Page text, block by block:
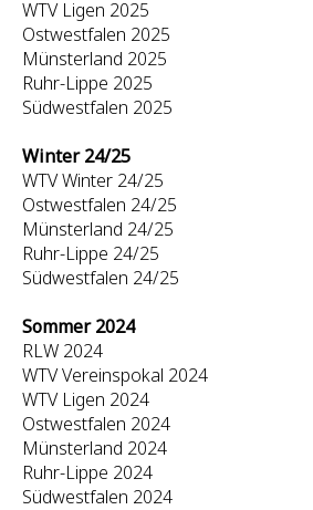
WTV Ligen 2025
Ostwestfalen 2025
Münsterland 2025
Ruhr-Lippe 2025
Südwestfalen 2025
Winter 24/25
WTV Winter 24/25
Ostwestfalen 24/25
Münsterland 24/25
Ruhr-Lippe 24/25
Südwestfalen 24/25
Sommer 2024
RLW 2024
WTV Vereinspokal 2024
WTV Ligen 2024
Ostwestfalen 2024
Münsterland 2024
Ruhr-Lippe 2024
Südwestfalen 2024